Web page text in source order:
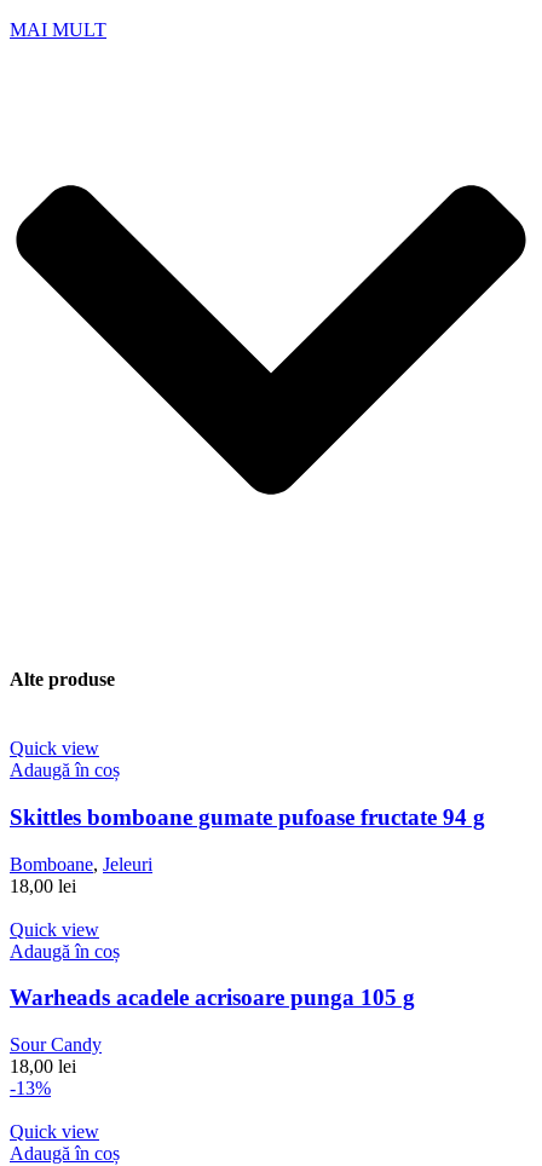
MAI MULT
Alte produse
Quick view
Adaugă în coș
Skittles bomboane gumate pufoase fructate 94 g
Bomboane, Jeleuri
18,00 lei
Quick view
Adaugă în coș
Warheads acadele acrisoare punga 105 g
Sour Candy
18,00 lei
-13%
Quick view
Adaugă în coș